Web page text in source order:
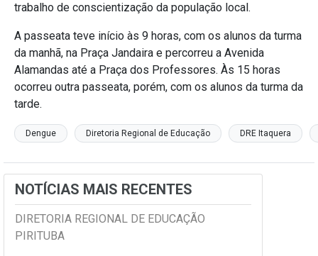
trabalho de conscientização da população local.
A passeata teve início às 9 horas, com os alunos da turma
da manhã, na Praça Jandaira e percorreu a Avenida
Alamandas até a Praça dos Professores. Às 15 horas
ocorreu outra passeata, porém, com os alunos da turma da
tarde.
Dengue Diretoria Regional de Educação DRE Itaquera
NOTÍCIAS MAIS RECENTES
DIRETORIA REGIONAL DE EDUCAÇÃO
PIRITUBA